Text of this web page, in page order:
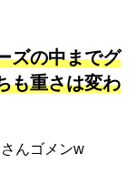
ズの中までグ
も重さは変わ
んゴメンw